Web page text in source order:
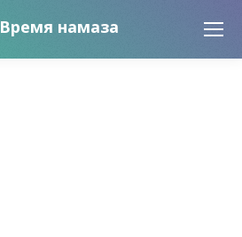
Время намаза